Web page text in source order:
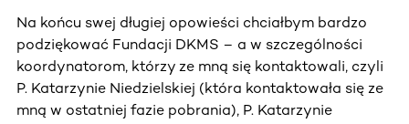
Na końcu swej długiej opowieści chciałbym bardzo
podziękować Fundacji DKMS – a w szczególności
koordynatorom, którzy ze mną się kontaktowali, czyli
P. Katarzynie Niedzielskiej (która kontaktowała się ze
mną w ostatniej fazie pobrania), P. Katarzynie